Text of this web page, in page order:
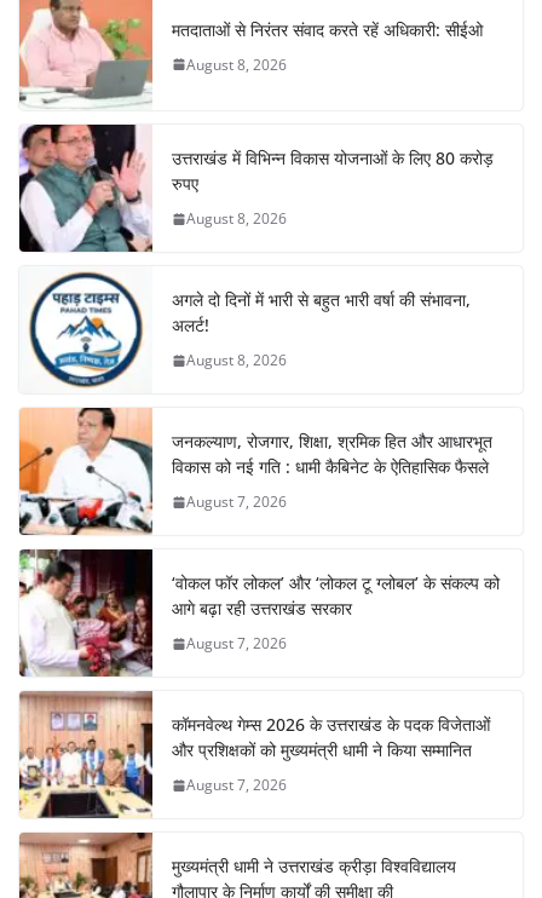
o
o
k
p
p
m n
मतदाताओं से निरंतर संवाद करते रहें अधिकारी: सीईओ
August 8, 2026
उत्तराखंड में विभिन्न विकास योजनाओं के लिए 80 करोड़
रुपए
August 8, 2026
अगले दो दिनों में भारी से बहुत भारी वर्षा की संभावना,
अलर्ट!
August 8, 2026
जनकल्याण, रोजगार, शिक्षा, श्रमिक हित और आधारभूत
विकास को नई गति : धामी कैबिनेट के ऐतिहासिक फैसले
August 7, 2026
‘वोकल फॉर लोकल’ और ‘लोकल टू ग्लोबल’ के संकल्प को
आगे बढ़ा रही उत्तराखंड सरकार
August 7, 2026
कॉमनवेल्थ गेम्स 2026 के उत्तराखंड के पदक विजेताओं
और प्रशिक्षकों को मुख्यमंत्री धामी ने किया सम्मानित
August 7, 2026
मुख्यमंत्री धामी ने उत्तराखंड क्रीड़ा विश्वविद्यालय
गौलापार के निर्माण कार्यों की समीक्षा की